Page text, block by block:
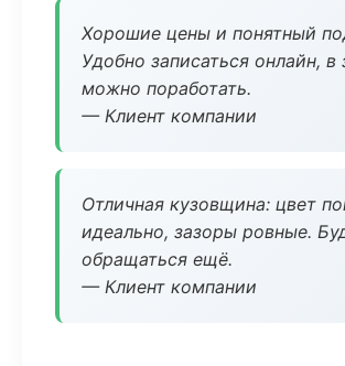
Хорошие цены и понятный
Удобно записаться онлайн, в
можно поработать.
— Клиент компании
Отличная кузовщина: цвет
идеально, зазоры ровные.
обращаться ещё.
— Клиент компании